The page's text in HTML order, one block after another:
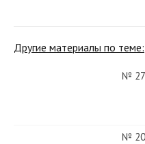
Другие материалы по теме:
№
№